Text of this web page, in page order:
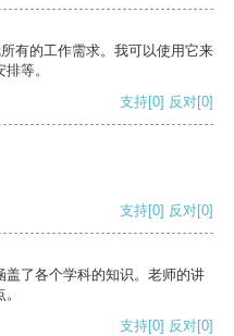
有的工作需求。我可以使用它来
等。
支持[0] 反对[0]
支持[0] 反对[0]
了各个学科的知识。老师的讲
支持[0] 反对[0]